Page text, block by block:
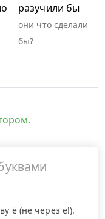
разучили бы
они что сделали
бы?
ё (не через е!).